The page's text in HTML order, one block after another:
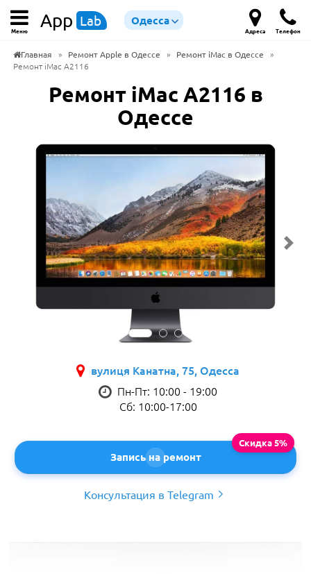
Меню App Lab Одесса
Адреса Телефон
Главная » Ремонт Apple в Одессе » Ремонт iMac в Одессе
»
Ремонт iMac A2116
Ремонт iMac A2116 в
Одессе
вулиця Канатна, 75, Одесса
Пн-Пт: 10:00 - 19:00
Сб: 10:00-17:00
Запись на ремонт
Консультация в Telegram